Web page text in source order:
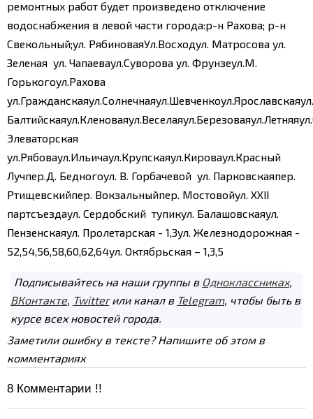
ремонтных работ будет произведено отключение
водоснабжения в левой части города:р-н Рахова; р-н
Свекольный;ул. РябиноваяУл.Восходул. Матросова ул.
Зеленая ул. Чапаеваул.Суворова ул. Фрунзеул.М.
Горькогоул.Рахова
ул.Гражданскаяул.Солнечнаяул.Шевченкоул.Ярославскаяул.
Балтийскаяул.Кленоваяул.Веселаяул.Березоваяул.Летняя
Элеваторская
ул.Рябоваул.Ильичаул.Крупскаяул.Кироваул.Красный
Лучпер.Д. Бедногоул. В. Горбачевой ул. Парковскаяпер.
Ртищевскийпер. Вокзальныйпер. Мостовойул. XXII
партсъездаул. Сердобский тупикул. Балашовскаяул.
Пензенскаяул. Пролетарская - 1,3ул. Железнодорожная -
52,54,56,58,60,62,64ул. Октябрьская – 1,3,5
Подписывайтесь на наши группы в Одноклассниках,
ВКонтакте, Twitterили канал в Telegram, чтобы быть в
курсе всех новостей города.
Заметили ошибку в тексте? Напишите об этом в
комментариях
8 Комментарии !!